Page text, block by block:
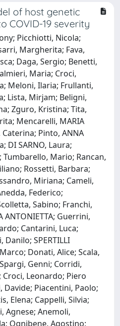
of host genetic
COVID-19 severity
Picchiotti, Nicola;
Margherita; Fava,
Daga, Sergio; Benetti,
Maria; Croci,
Meloni, Ilaria; Frullanti,
Lista, Mirjam; Beligni,
Zguro, Kristina; Tita,
Mencarelli, MARIA
Caterina; Pinto, ANNA
DI SARNO, Laura;
Mario; Rancan,
Rossetti, Barbara;
Miriana; Cameli,
Federico;
Sabino; Franchi,
ANTONIETTA; Guerrini,
Cantarini, Luca;
SPERTILLI
Donati, Alice; Scala,
Genni; Corridi,
Leonardo; Piero
Davide; Piacentini, Paolo;
Elena; Cappelli, Silvia;
Agnese; Anemoli,
Ognibene, Agostino;